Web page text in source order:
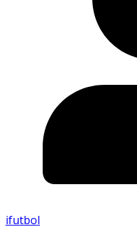
ifutbol